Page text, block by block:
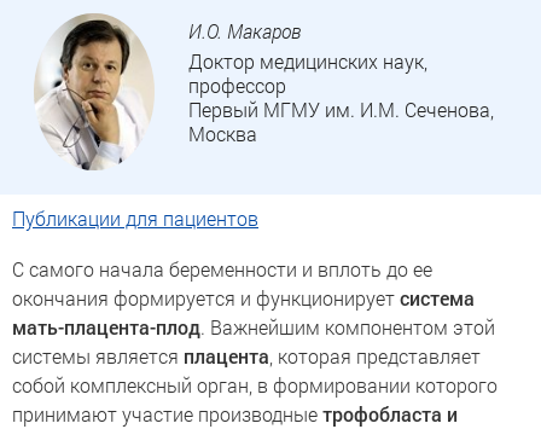
И.О. Макаров
Доктор медицинских наук,
профессор
Первый МГМУ им. И.М. Сеченова,
Москва
Публикации для пациентов
С самого начала беременности и вплоть до ее
окончания формируется и функционируетсистема
мать-плацента-плод. Важнейшим компонентом этой
системы является плацента , которая представляет
собой комплексный орган, в формировании которого
принимают участие производныетрофобласта и